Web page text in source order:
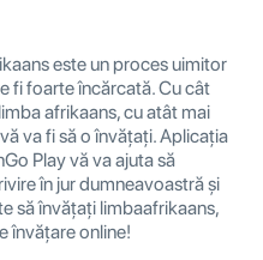
este un proces uimitor
fi foarte încărcată. Cu cât
afrikaans, cu atât mai
va fi să o învățați. Aplicația
Play vă va ajuta să
în jur dumneavoastră și
să învățați limbaafrikaans,
învățare online!